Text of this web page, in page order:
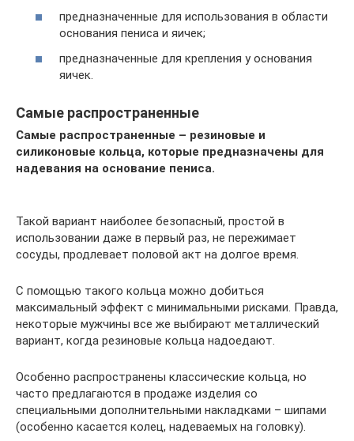
предназначенные для использования в области
основания пениса и яичек;
предназначенные для крепления у основания
яичек.
Самые распространенные
Самые распространенные – резиновые и
силиконовые кольца, которые предназначены для
надевания на основание пениса.
Такой вариант наиболее безопасный, простой в
использовании даже в первый раз, не пережимает
сосуды, продлевает половой акт на долгое время.
С помощью такого кольца можно добиться
максимальный эффект с минимальными рисками. Правда,
некоторые мужчины все же выбирают металлический
вариант, когда резиновые кольца надоедают.
Особенно распространены классические кольца, но
часто предлагаются в продаже изделия со
специальными дополнительными накладками – шипами
(особенно касается колец, надеваемых на головку).